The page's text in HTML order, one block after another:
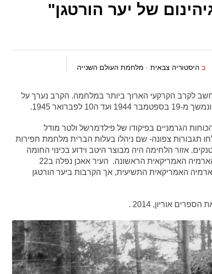
של יער הורטגן"
ב היסטוריה צבאית · מלחמת העולם השנייה
, והוא נחשב לקרב הקרקעי הארוך ביותר במלחמה. הקרב נערך על
הגרמניים בפיקודו של פילדמרשל ולטר מודל
תגבורות צפונה- שם ניהלו בעלות הברית מלחמת חפירות
אזור הלחימה היה מבוצר היטב וידוע בכינוי החומה
המערבית או קו זיגפריד. בקרב נהרגו 33,000 חיילים מהארמיה האמריקאית הראשונה. העיר אאכן נפלה ב22
כבד מהארמיה האמריקאית התשיעית, אך הקרבות ביער הורטגן
הספרים אוריון, 2014 .